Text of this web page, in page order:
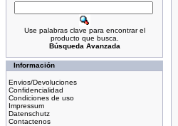
Use palabras clave para encontrar el
producto que busca.
Búsqueda Avanzada
Información
Envios/Devoluciones
Confidencialidad
Condiciones de uso
Impressum
Datenschutz
Contactenos